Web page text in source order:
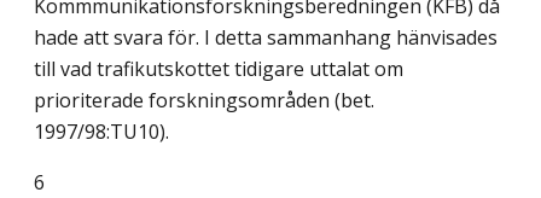
Kommmunikationsforskningsberedningen (KFB) då
hade att svara för. I detta sammanhang hänvisades
till vad trafikutskottet tidigare uttalat om
prioriterade forskningsområden (bet.
1997/98:TU10).
6